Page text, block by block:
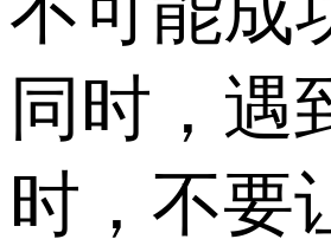
同时，遇
时，不要